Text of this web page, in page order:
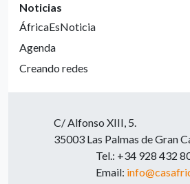
Noticias
ÁfricaEsNoticia
Agenda
Creando redes
C/ Alfonso XIII, 5.
35003 Las Palmas de Gran
Tel.: +34 928 432
Email: